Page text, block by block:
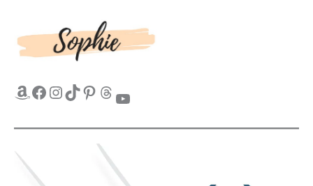
Amazon Facebook InstagramTikTok Pinterest Threads YouTube